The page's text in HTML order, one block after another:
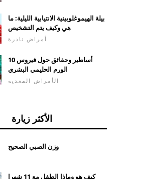
بيلة الهيموغلوبينية الانتيابية الليلية: ما
هي وكيف يتم التشخيص
أمراض نادرة
10 أساطير وحقائق حول فيروس
الورم الحليمي البشري
الأمراض المعدية
الأكثر زيارة
وزن الصبي الصحيح
كيف هو وماذا الطفل مع 11 شهرا